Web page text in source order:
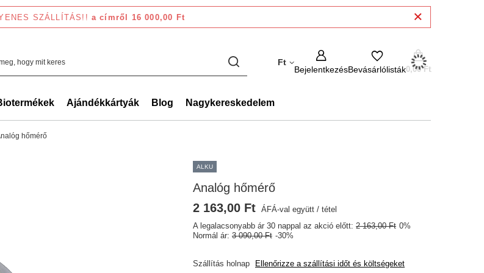
SZÁLLÍTÁS!! a címről 16 000,00 Ft
Ft
BejelentkezésBevásárlólisták0,00 Ft
Ajándékkártyák Blog Nagykereskedelem
hőmérő
ALKU
Analóg hőmérő
Szállítás holnap Ellenőrizze a szállítási időt és költségeket
2 163,00 Ft ÁFÁ-val együtt /tétel
A legalacsonyabb ár 30 nappal az akció előtt:2 163,00 Ft 0%
Normál ár:3 090,00 Ft -30%